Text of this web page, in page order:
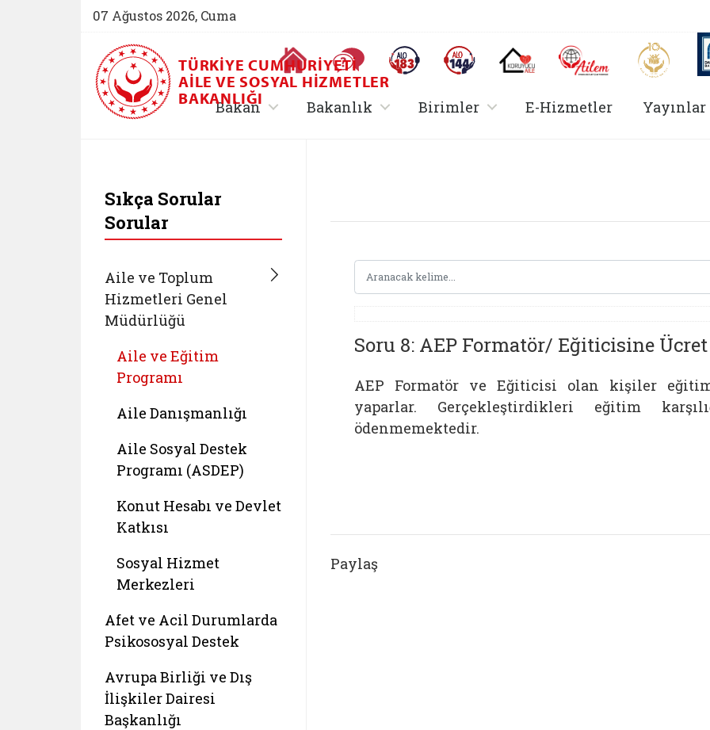
07 Ağustos 2026, Cuma
Ana Sayfa Sıkça Sorulan SorularAlo 183 (yeni sekmede açılır)Alo 144 (yeni sekmede açılır)Koruyucu Aile (yeni sekmede açılır)
AİLEM İletişim Aile ve
TÜRKIYE CUMHURIYETI
AILE VE SOSYAL HIZMETLER
BAKANLIĞI
Bakan, alt menü içerir
Bakanlık , alt menü içerir
Birimler, alt menü içerir
E-Hizmetler Yayınlar
Sıkça Sorular
Sorular
Aile ve Toplum
Hizmetleri Genel
Müdürlüğü
Aile ve Eğitim
Programı
Aile Danışmanlığı
Aile Sosyal Destek
Programı (ASDEP)
Konut Hesabı ve Devlet
Katkısı
Sosyal Hizmet
Merkezleri
Afet ve Acil Durumlarda
Psikososyal Destek
Avrupa Birliği ve Dış
İlişkiler Dairesi
Başkanlığı
Soru 8: AEP Formatör/ Eğiticisine
AEP Formatör ve Eğiticisi olan kişiler
yaparlar. Gerçekleştirdikleri eğitim
ödenmemektedir.
Paylaş